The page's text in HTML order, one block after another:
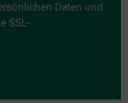
Daten und
SSL-